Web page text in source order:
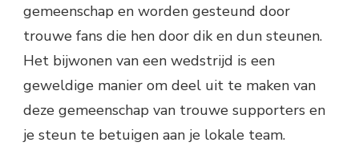
gemeenschap en worden gesteund door
trouwe fans die hen door dik en dun steunen.
Het bijwonen van een wedstrijd is een
geweldige manier om deel uit te maken van
deze gemeenschap van trouwe supporters en
je steun te betuigen aan je lokale team.